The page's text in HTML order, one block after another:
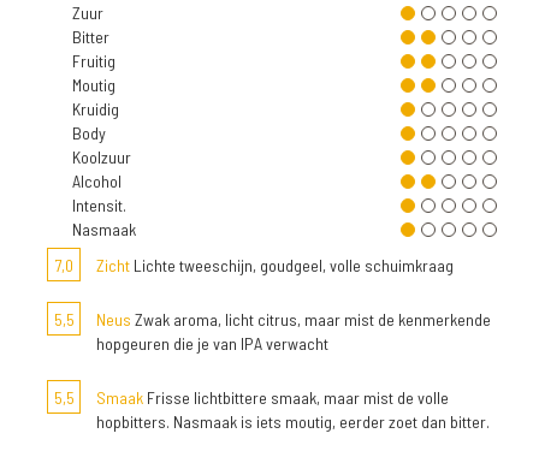
Zuur
Bitter
Fruitig
Moutig
Kruidig
Body
Koolzuur
Alcohol
Intensit.
Nasmaak
7,0
Zicht Lichte tweeschijn, goudgeel, volle schuimkraag
5,5 Neus Zwak aroma, licht citrus, maar mist de kenmerkende
hopgeuren die je van IPA verwacht
5,5 Smaak Frisse lichtbittere smaak, maar mist de volle
hopbitters. Nasmaak is iets moutig, eerder zoet dan bitter.